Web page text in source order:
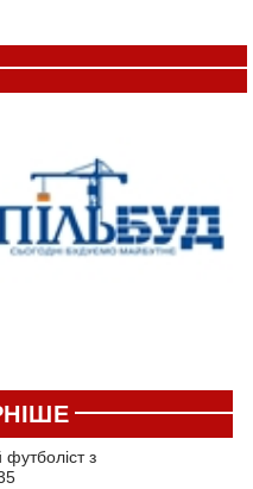
футболіст з